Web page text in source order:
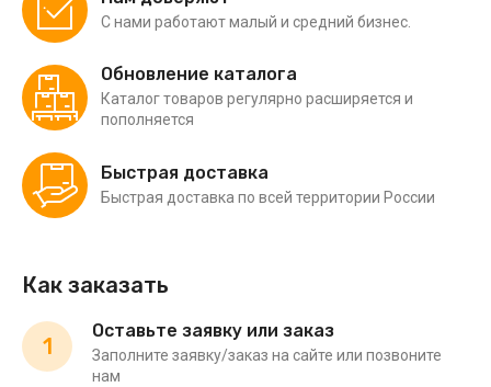
С нами работают малый и средний бизнес.
Обновление каталога
Каталог товаров регулярно расширяется и
пополняется
Быстрая доставка
Быстрая доставка по всей территории России
Как заказать
1
Оставьте заявку или заказ
Заполните заявку/заказ на сайте или позвоните
нам